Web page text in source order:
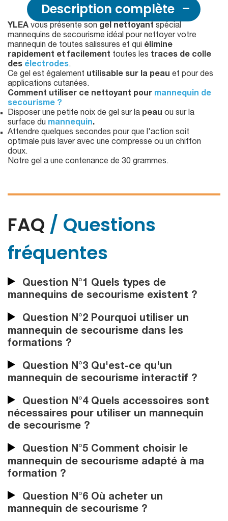
Description complète
YLEA vous présente son gel nettoyant spécial
mannequins de secourisme idéal pour nettoyer votre
mannequin de toutes salissures et qui élimine
rapidement et facilement toutes les traces de colle
des électrodes.
Ce gel est également utilisable sur la peau et pour des
applications cutanées.
Comment utiliser ce nettoyant pour mannequin de
secourisme ?
Disposer une petite noix de gel sur la peau ou sur la
surface du mannequin.
Attendre quelques secondes pour que l'action soit
optimale puis laver avec une compresse ou un chiffon
doux.
Notre gel a une contenance de 30 grammes.
FAQ / Questions
fréquentes
Question N°1 Quels types de
mannequins de secourisme existent ?
Question N°2 Pourquoi utiliser un
mannequin de secourisme dans les
formations ?
Question N°3 Qu'est-ce qu'un
mannequin de secourisme interactif ?
Question N°4 Quels accessoires sont
nécessaires pour utiliser un mannequin
de secourisme ?
Question N°5 Comment choisir le
mannequin de secourisme adapté à ma
formation ?
Question N°6 Où acheter un
mannequin de secourisme ?